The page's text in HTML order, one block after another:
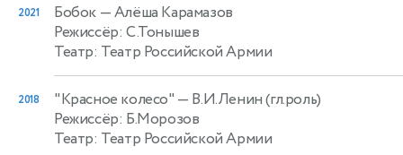
2021 Бобок — Алёша Карамазов
Режиссёр: С.Тонышев
Театр: Театр Российской Армии
2018 "Красное колесо" — В.И.Ленин (гл.роль)
Режиссёр: Б.Морозов
Театр: Театр Российской Армии